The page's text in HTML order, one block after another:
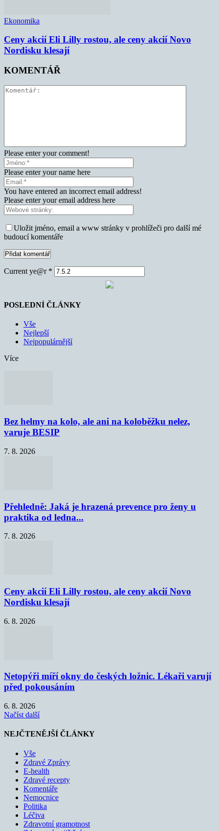
Ekonomika
Ceny akcií Eli Lilly rostou, ale ceny akcií Novo
Nordisku klesají
KOMENTÁŘ
Please enter your comment!
Please enter your name here
You have entered an incorrect email address!
Please enter your email address here
Uložit jméno, email a www stránky v prohlížeči pro další mé
budoucí komentáře
Current ye@r *
POSLEDNÍ ČLÁNKY
Vše
Nejlepší
Nejpopulárnější
Více
Bez helmy na kolo, ale ani na koloběžku nelez,
varuje BESIP
7. 8. 2026
Přehledně: Jaká je hrazená prevence pro ženy u
praktika od ledna...
7. 8. 2026
Ceny akcií Eli Lilly rostou, ale ceny akcií Novo
Nordisku klesají
6. 8. 2026
Netopýři míří okny do českých ložnic. Lékaři varují
před pokousáním
6. 8. 2026
Načíst další
NEJČTENĚJŠÍ ČLÁNKY
Vše
Zdravé Zprávy
E-health
Zdravé recepty
Komentáře
Nemocnice
Politika
Léčiva
Zdravotní gramotnost